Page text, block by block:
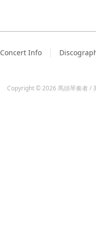
Concert Info
Copyright © 2026 馬頭琴奏者 /